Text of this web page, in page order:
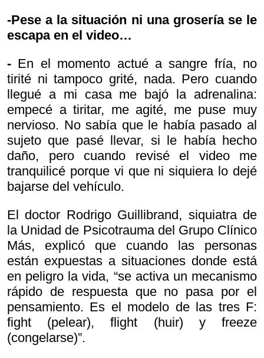
-Pese a la situación ni una grosería se le
escapa en el video…
- En el momento actué a sangre fría, no
tirité ni tampoco grité, nada. Pero cuando
llegué a mi casa me bajó la adrenalina:
empecé a tiritar, me agité, me puse muy
nervioso. No sabía que le había pasado al
sujeto que pasé llevar, si le había hecho
daño, pero cuando revisé el video me
tranquilicé porque vi que ni siquiera lo dejé
bajarse del vehículo.
El doctor Rodrigo Guillibrand, siquiatra de
la Unidad de Psicotrauma del Grupo Clínico
Más, explicó que cuando las personas
están expuestas a situaciones donde está
en peligro la vida, “se activa un mecanismo
rápido de respuesta que no pasa por el
pensamiento. Es el modelo de las tres F:
fight (pelear), flight (huir) y freeze
(congelarse)”.